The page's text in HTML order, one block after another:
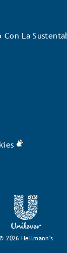
Con La
2026 Hellmann's